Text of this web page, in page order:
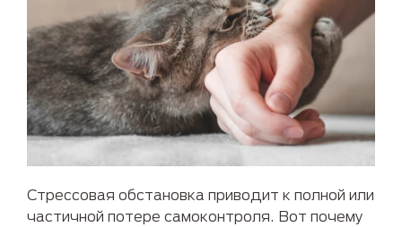
Стрессовая обстановка приводит к полной или
частичной потере самоконтроля. Вот почему